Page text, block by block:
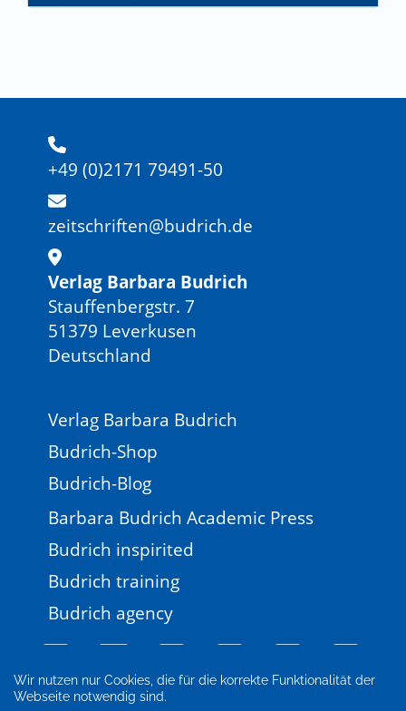
Wir nutzen nur Cookies, die für die korrekte Funktionalität der
Webseite notwendig sind.
+49 (0)2171 79491-50
zeitschriften@budrich.de
Verlag Barbara Budrich
Stauffenbergstr. 7
51379 Leverkusen
Deutschland
Verlag Barbara Budrich
Budrich-Shop
Budrich-Blog
Barbara Budrich Academic Press
Budrich inspirited
Budrich training
Budrich agency